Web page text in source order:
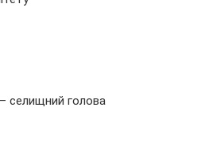
селищний голова